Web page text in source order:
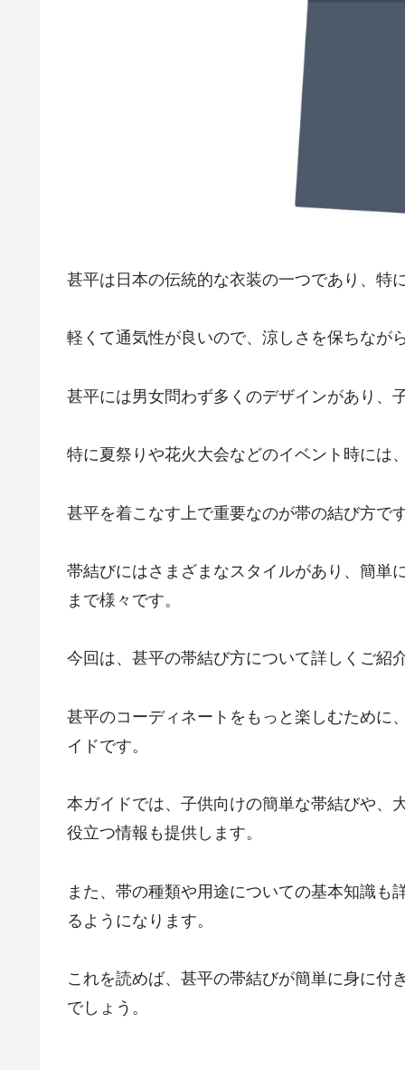
甚平は日本の伝統的な衣装の一つであり、特
軽くて通気性が良いので、涼しさを保ちなが
甚平には男女問わず多くのデザインがあり、
特に夏祭りや花火大会などのイベント時には
甚平を着こなす上で重要なのが帯の結び方です
帯結びにはさまざまなスタイルがあり、簡単
まで様々です。
今回は、甚平の帯結び方について詳しくご紹
甚平のコーディネートをもっと楽しむために
イドです。
本ガイドでは、子供向けの簡単な帯結びや、
役立つ情報も提供します。
また、帯の種類や用途についての基本知識も
るようになります。
これを読めば、甚平の帯結びが簡単に身に付
でしょう。